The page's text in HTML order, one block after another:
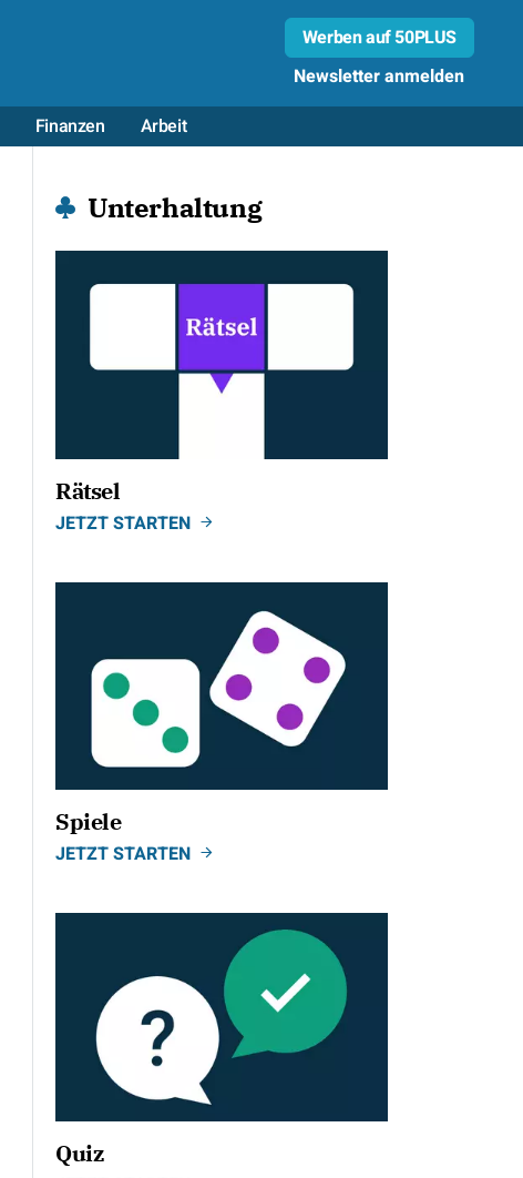
Werben auf 50PLUS
Newsletter anmelden
Finanzen Arbeit
Unterhaltung
Rätsel
JETZT STARTEN
Spiele
JETZT STARTEN
Quiz